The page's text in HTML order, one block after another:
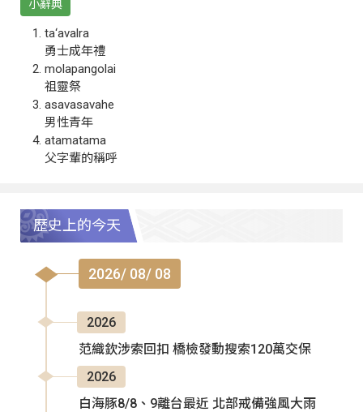
小辭典
ta‘avalra
勇士成年禮
molapangolai
祖靈祭
asavasavahe
男性青年
atamatama
父字輩的稱呼
歷史上的今天
2026/ 08/ 08
2026
范織欽涉索回扣 橋檢發動搜索120萬交保
2026
白海豚8/8、9離台最近 北部戒備強風大雨